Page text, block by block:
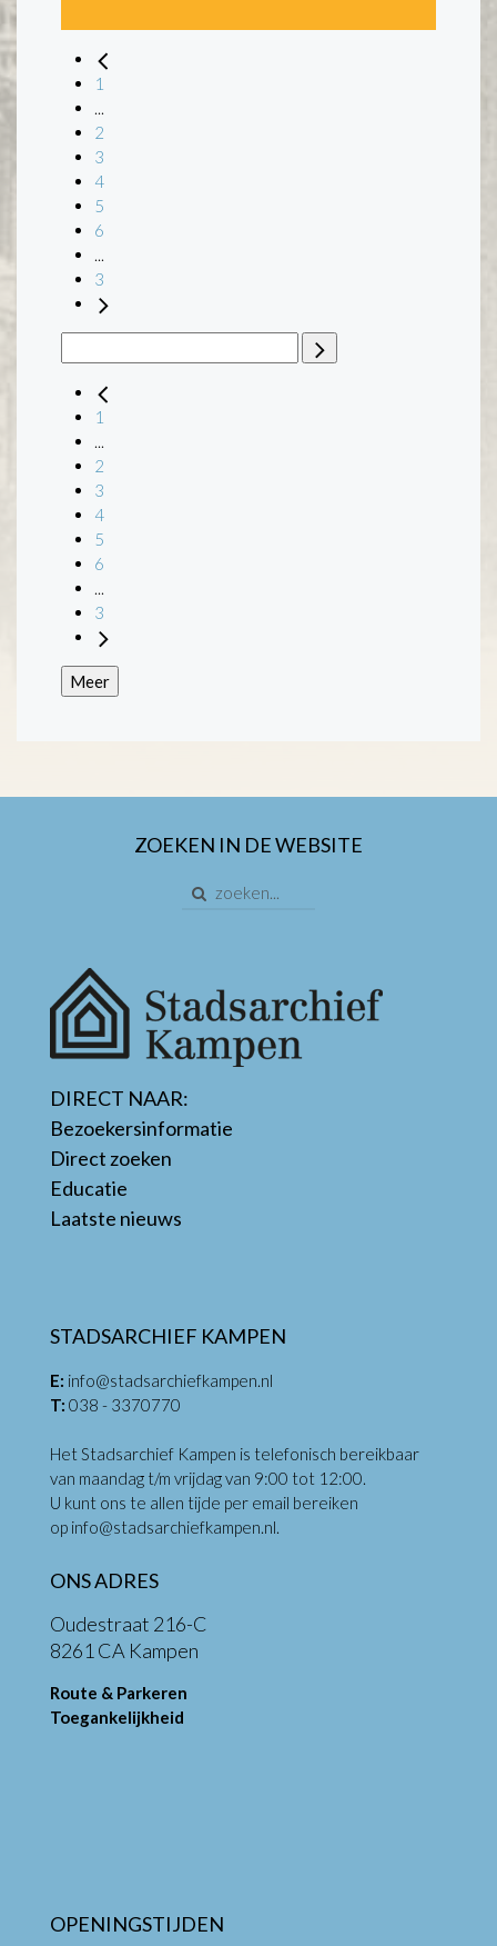
1
2
3
4
5
6
3
1
2
3
4
5
6
3
Meer
ZOEKEN IN DE WEBSITE
DIRECT NAAR:
Bezoekersinformatie
Direct zoeken
Educatie
Laatste nieuws
STADSARCHIEF KAMPEN
E: info@stadsarchiefkampen.nl
T: 038 - 3370770
Het Stadsarchief Kampen is telefonisch bereikbaar
van maandag t/m vrijdag van 9:00 tot 12:00.
U kunt ons te allen tijde per email bereiken
op info@stadsarchiefkampen.nl
ONS ADRES
Oudestraat 216-C
8261 CA Kampen
Route & Parkeren
Toegankelijkheid
OPENINGSTIJDEN